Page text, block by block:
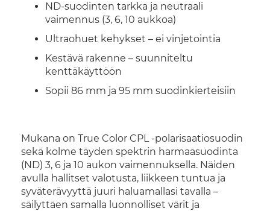
ND-suodinten tarkka ja neutraali
vaimennus (3, 6, 10 aukkoa)
Ultraohuet kehykset – ei vinjetointia
Kestävä rakenne – suunniteltu
kenttäkäyttöön
Sopii 86 mm ja 95 mm suodinkierteisiin
Mukana on True Color CPL -polarisaatiosuodin
sekä kolme täyden spektrin harmaasuodinta
(ND) 3, 6 ja 10 aukon vaimennuksella. Näiden
avulla hallitset valotusta, liikkeen tuntua ja
syväterävyyttä juuri haluamallasi tavalla –
säilyttäen samalla luonnolliset värit ja